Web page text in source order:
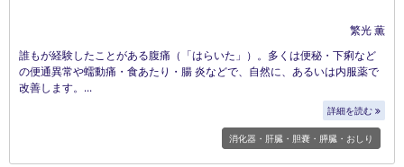
繁光 薫
誰もが経験したことがある腹痛（「はらいた」）。多くは便秘・下痢など
の便通異常や蠕動痛・食あたり・腸 炎などで、自然に、あるいは内服薬で
改善します。
詳細を読む
消化器・肝臓・胆嚢・膵臓・おしり